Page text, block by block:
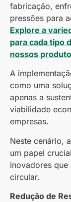
fabricação,
pressões para
Explore a
para cada tipo
nossos
A
como uma
apenas a
viabilidade
empresas.
Neste cenário,
um papel
inovadores
circular.
Redução de